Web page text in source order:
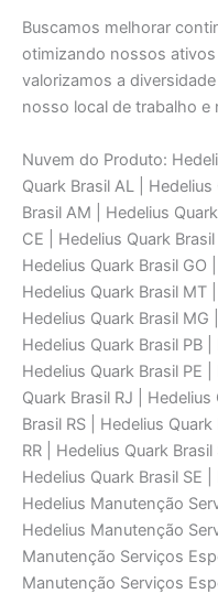
Buscamos melhorar
otimizando nossos
valorizamos a
nosso local de trabalho e
Nuvem do Produto:
Quark Brasil AL |
Brasil AM | Hedelius
CE | Hedelius Quark Brasil
Hedelius Quark Brasil GO
Hedelius Quark Brasil MT
Hedelius Quark Brasil MG
Hedelius Quark Brasil PB |
Hedelius Quark Brasil PE
Quark Brasil RJ |
Brasil RS | Hedelius
RR | Hedelius Quark Brasil
Hedelius Quark Brasil SE |
Hedelius Manutenção
Hedelius Manutenção
Manutenção Serviços
Manutenção Serviços